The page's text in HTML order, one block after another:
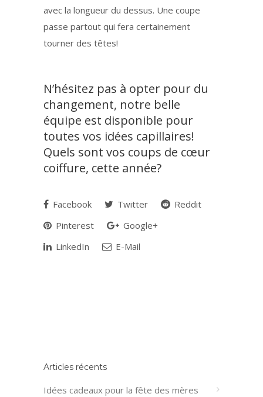
avec la longueur du dessus. Une coupe
passe partout qui fera certainement
tourner des têtes!
N’hésitez pas à opter pour du
changement, notre belle
équipe est disponible pour
toutes vos idées capillaires!
Quels sont vos coups de cœur
coiffure, cette année?
Facebook Twitter
Reddit
Pinterest
Google+
LinkedIn
E-Mail
Articles récents
Idées cadeaux pour la fête des mères